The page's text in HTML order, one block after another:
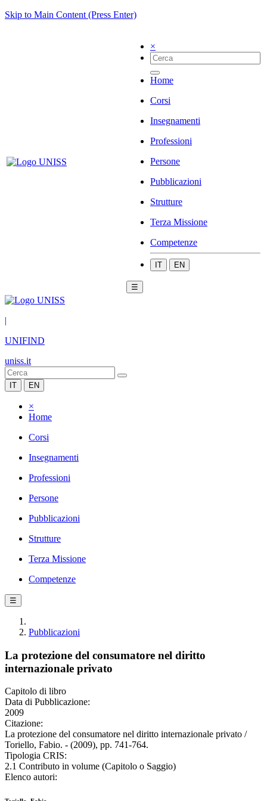
Skip to Main Content (Press Enter)
×
Home
Corsi
Insegnamenti
Professioni
Persone
Pubblicazioni
Strutture
Terza Missione
Competenze
IT EN
☰
|
UNIFIND
uniss.it
IT EN
×
Home
Corsi
Insegnamenti
Professioni
Persone
Pubblicazioni
Strutture
Terza Missione
Competenze
☰
Pubblicazioni
La protezione del consumatore nel diritto
internazionale privato
Capitolo di libro
Data di Pubblicazione:
2009
Citazione:
La protezione del consumatore nel diritto internazionale privato /
Toriello, Fabio. - (2009), pp. 741-764.
Tipologia CRIS:
2.1 Contributo in volume (Capitolo o Saggio)
Elenco autori: